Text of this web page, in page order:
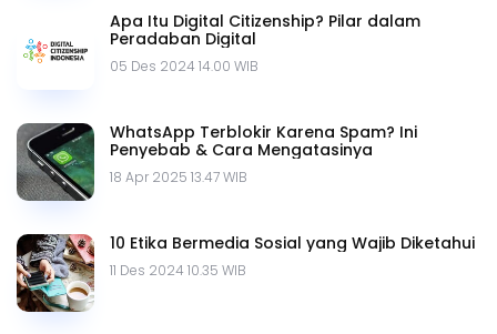
Apa Itu Digital Citizenship? Pilar dalam
Peradaban Digital
05 Des 2024 14.00 WIB
WhatsApp Terblokir Karena Spam? Ini
Penyebab & Cara Mengatasinya
18 Apr 2025 13.47 WIB
10 Etika Bermedia Sosial yang Wajib Diketahui
11 Des 2024 10.35 WIB